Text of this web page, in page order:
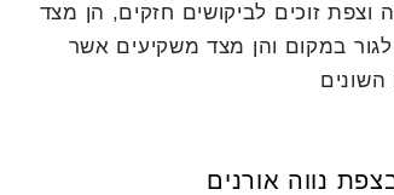
וצפת זוכים לביקושים חזקים, הן מצד
במקום והן מצד משקיעים אשר
השונים
נווה אורנים